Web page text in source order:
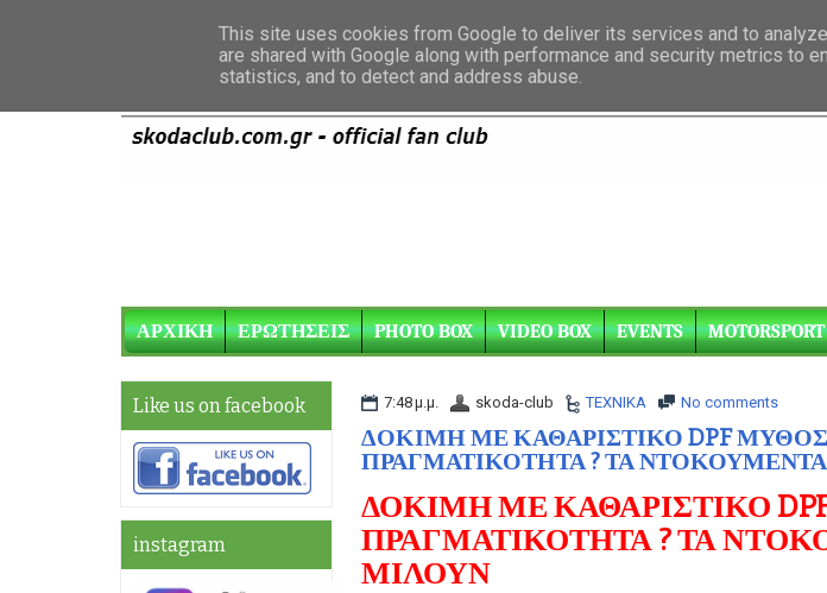
ΑΡΧΙΚΗ ΕΡΩΤΗΣΕΙΣ PHOTO BOX VIDEO BOX EVENTS MOTORSPORT
7:48 μ.μ. skoda-club ΤΕΧΝΙΚΑ No comments
ΔΟΚΙΜΗ ΜΕ ΚΑΘΑΡΙΣΤΙΚΟ DPF
ΠΡΑΓΜΑΤΙΚΟΤΗΤΑ ? ΤΑ
ΔΟΚΙΜΗ ΜΕ ΚΑΘΑΡΙΣΤΙΚΟ
ΠΡΑΓΜΑΤΙΚΟΤΗΤΑ ? ΤΑ
ΜΙΛΟΥΝ
Like us on facebook
instagram
This site uses cookies from Google to deliver its services and to
are shared with Google along with performance and security metrics to
statistics, and to detect and address abuse.